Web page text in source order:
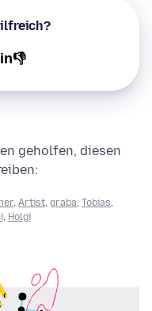
geholfen, diesen
, Artist graba Tobias
, Holgi